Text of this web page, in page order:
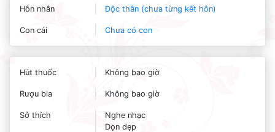
Hôn nhân Độc thân (chưa từng kết hôn)
Con cái Chưa có con
Hút thuốc Không bao giờ
Rượu bia Không bao giờ
Sở thích
Nghe nhạc
Dọn dẹp